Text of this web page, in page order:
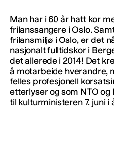
Man har i 60 år hatt kor
frilanssangere i Oslo.
frilansmiljø i Oslo, er det
nasjonalt fulltidskor i
det allerede i 2014! Det
å motarbeide hverandre,
felles profesjonell
etterlyser og som NTO
til kulturministeren 7. juni i